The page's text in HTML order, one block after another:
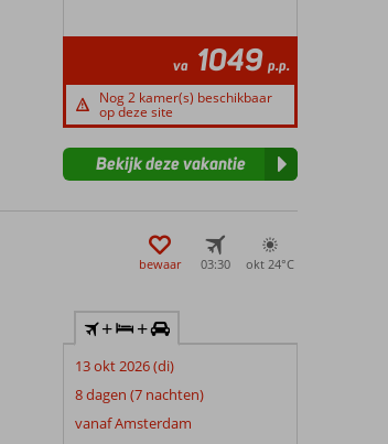
va 1049 p.p.
Nog 2 kamer(s) beschikbaar
op deze site
Bekijk deze vakantie
bewaar 03:30 okt 24°C
+ +
13 okt 2026 (di)
8 dagen (7 nachten)
vanaf Amsterdam